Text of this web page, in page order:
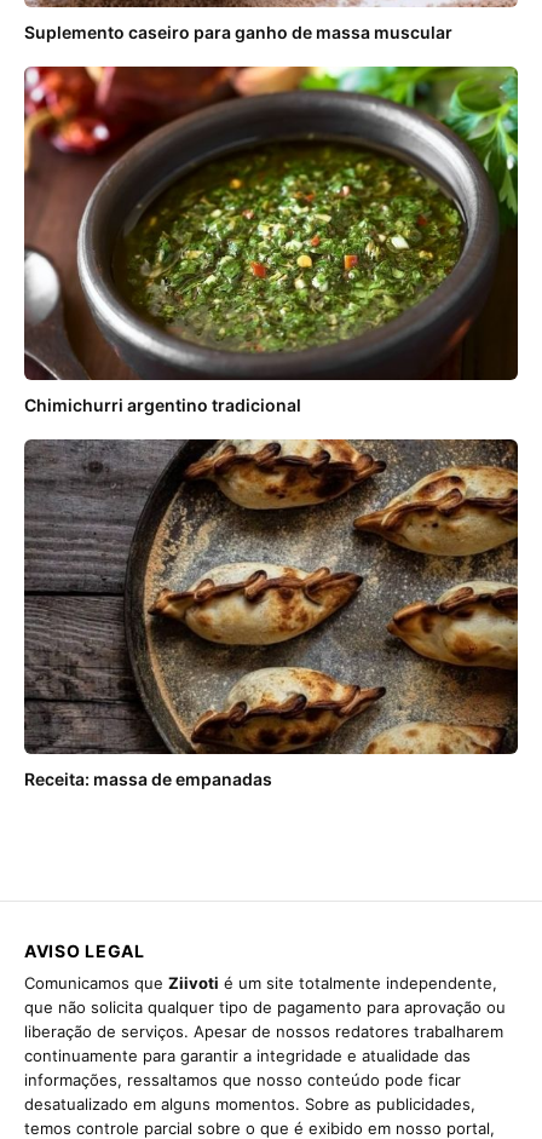
Suplemento caseiro para ganho de massa muscular
Chimichurri argentino tradicional
Receita: massa de empanadas
AVISO LEGAL
Comunicamos que Ziivoti é um site totalmente independente,
que não solicita qualquer tipo de pagamento para aprovação ou
liberação de serviços. Apesar de nossos redatores trabalharem
continuamente para garantir a integridade e atualidade das
informações, ressaltamos que nosso conteúdo pode ficar
desatualizado em alguns momentos. Sobre as publicidades,
temos controle parcial sobre o que é exibido em nosso portal,